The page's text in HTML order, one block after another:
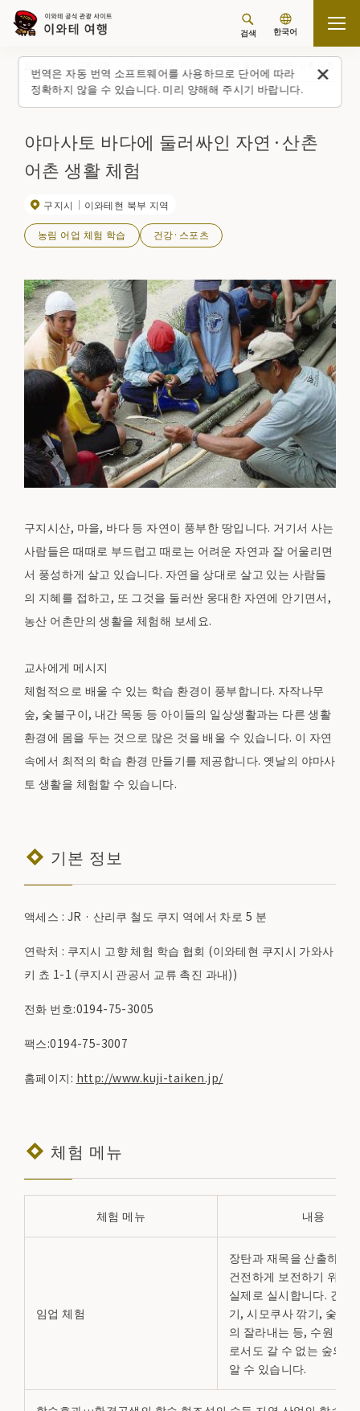
번역은 자동 번역 소프트웨어를 사용하므로 단어에 따라
정확하지 않을 수 있습니다. 미리 양해해 주시기 바랍니다.
검색 한국어
야마사토 바다에 둘러싸인 자연·산촌
어촌 생활 체험
구지시 이와테현 북부 지역
농림 어업 체험 학습 건강·스포츠
구지시산, 마을, 바다 등 자연이 풍부한 땅입니다. 거기서 사는
사람들은 때때로 부드럽고 때로는 어려운 자연과 잘 어울리면
서 풍성하게 살고 있습니다. 자연을 상대로 살고 있는 사람들
의 지혜를 접하고, 또 그것을 둘러싼 웅대한 자연에 안기면서,
농산 어촌만의 생활을 체험해 보세요.
교사에게 메시지
체험적으로 배울 수 있는 학습 환경이 풍부합니다. 자작나무
숲, 숯불구이, 내간 목동 등 아이들의 일상생활과는 다른 생활
환경에 몸을 두는 것으로 많은 것을 배울 수 있습니다. 이 자연
속에서 최적의 학습 환경 만들기를 제공합니다. 옛날의 야마사
토 생활을 체험할 수 있습니다.
기본 정보
액세스 : JR · 산리쿠 철도 쿠지 역에서 차로 5 분
연락처 : 쿠지시 고향 체험 학습 협회 (이와테현 쿠지시 가와사
키 쵸 1-1 (쿠지시 관공서 교류 촉진 과내))
전화 번호:0194-75-3005
팩스:0194-75-3007
홈페이지: http://www.kuji-taiken.jp/
체험 메뉴
체험 메뉴 내용
임업 체험
장탄과 재목을 산출하는
건전하게 보전하기 위한
실제로 실시합니다. 간벌,
기, 시모쿠사 깎기, 숯구
의 잘라내는 등, 수원 풍
로서도 갈 수 없는 숲의
알 수 있습니다.